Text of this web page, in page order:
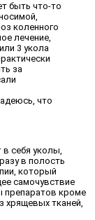
быть что-то
коленного
лечение,
3 укола
за
что
себя уколы,
в полость
который
самочувствие
препаратов кроме
хрящевых тканей,